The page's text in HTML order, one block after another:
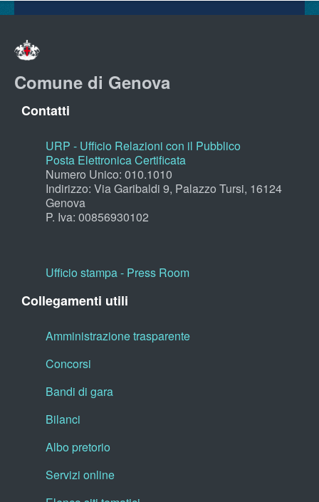
Comune di Genova
Contatti
URP - Ufficio Relazioni con il Pubblico
Posta Elettronica Certificata
Numero Unico: 010.1010
Indirizzo: Via Garibaldi 9, Palazzo Tursi, 16124
Genova
P. Iva: 00856930102
Ufficio stampa - Press Room
Collegamenti utili
Amministrazione trasparente
Concorsi
Bandi di gara
Bilanci
Albo pretorio
Servizi online